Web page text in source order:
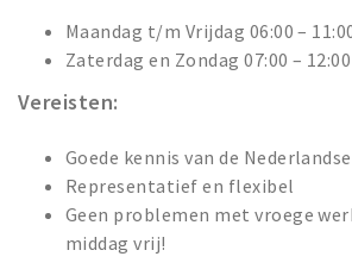
Maandag t/m Vrijdag 06:00 –
Zaterdag en Zondag 07:00 – 12:00
Vereisten:
Goede kennis van de
Representatief en flexibel
Geen problemen met vroege
middag vrij!